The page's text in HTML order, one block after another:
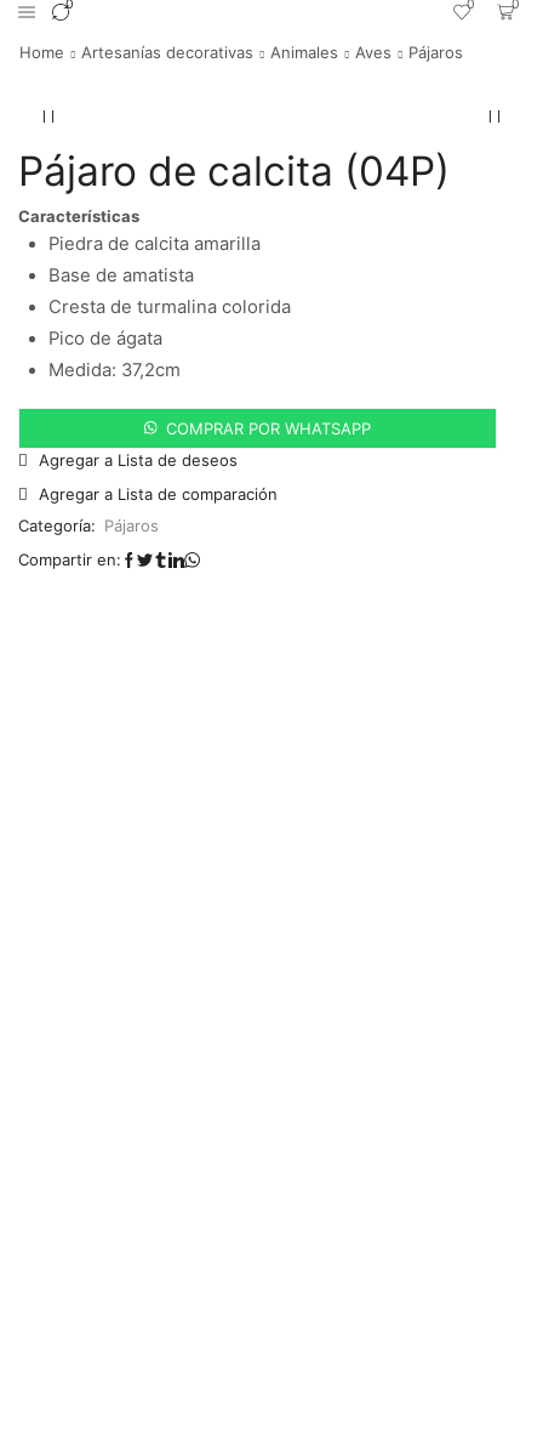
0 0 0
Home Artesanías decorativas Animales Aves Pájaros
Pájaro de calcita (04P)
Características
Piedra de calcita amarilla
Base de amatista
Cresta de turmalina colorida
Pico de ágata
Medida: 37,2cm
COMPRAR POR WHATSAPP
Agregar a Lista de deseos
Agregar a Lista de comparación
Categoría: Pájaros
Compartir en: